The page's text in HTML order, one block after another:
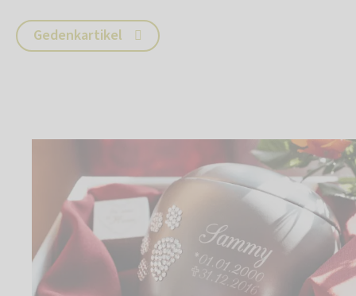
Gedenkartikel